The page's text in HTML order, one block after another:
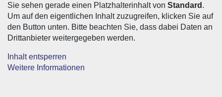
Sie sehen gerade einen Platzhalterinhalt von Standard .
Um auf den eigentlichen Inhalt zuzugreifen, klicken Sie auf
den Button unten. Bitte beachten Sie, dass dabei Daten an
Drittanbieter weitergegeben werden.
Inhalt entsperren
Weitere Informationen